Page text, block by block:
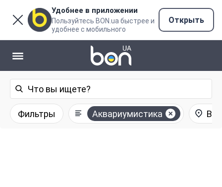
Удобнее в приложении
Пользуйтесь BON.ua быстрее и
удобнее с мобильного
Открыть
Фильтры Аквариумистика